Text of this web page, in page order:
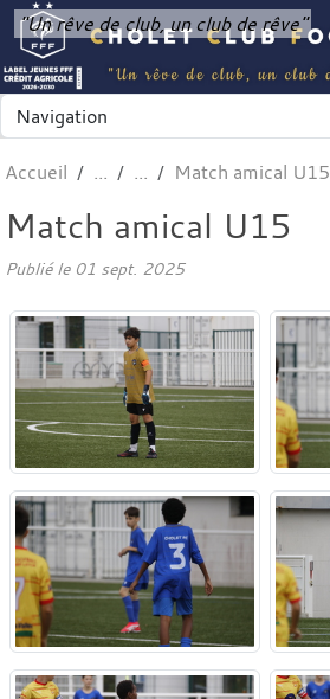
"Un rêve de club, un club de rêve"
Accueil Match amical U15
Match amical U15
Publié le 01 sept. 2025
Panneau de gestion des cookies